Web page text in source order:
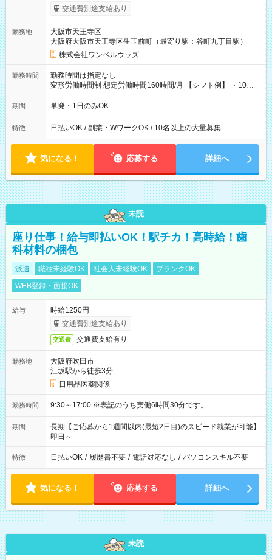
働いたその日に現金GET♪ お仕事後はコンビニATMから 日払
交通費別途支給あり
勤務地
大阪市天王寺区
大阪府大阪市天王寺区生玉前町（最寄り駅：谷町九丁目駅）
株式会社ワンベルウッズ
勤務時間
勤務時間は指定なし
変形労働時間制 想定労働時間160時間/月 【シフト例】 ・10：
00～20：00
期間 単発・1日のみOK
特徴 日払いOK / 副業・WワークOK / 10名以上の大量募集
気になる！ 応募する 詳細へ
未読
座り仕事！給与即払いOK！駅チカ！高時給！歯
科材料の梱包
派遣 職種未経験OK 社会人未経験OK
ブランクOK
WEB登録・面接OK
給与
時給1250円
交通費別途支給あり
交通費 交通費支給有り
勤務地
大阪府吹田市
江坂駅から徒歩3分
日用品医薬関係
勤務時間 9:30～17:00 ※表記のうち実働6時間30分です。
期間
長期【ご応募から1週間以内(最短2日目)のスピード就業が可能】
即日～
特徴 日払いOK / 履歴書不要 / 電話対応なし / パソコンスキル不要
気になる！ 応募する 詳細へ
未読